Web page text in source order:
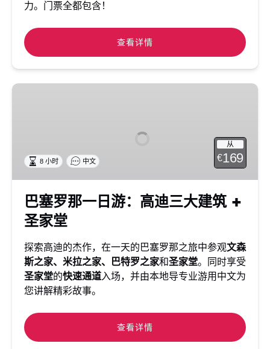
力。门票全都包含！
查看详情
巴
从
€169
8 小时 中文
巴塞罗那一日游：高迪三大建筑 +
圣家堂
探索高迪的杰作，在一天的巴塞罗那之旅中参观文森
斯之家、米拉之家、巴特罗之家和圣家堂。同时享受
圣家堂的快速通道入场，并由本地导专业游用中文为
您讲解精彩故事。
查看详情